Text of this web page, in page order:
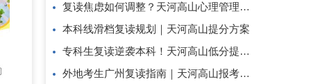
复读焦虑如何调整？天河高山心理管理方案
本科线滑档复读规划｜天河高山提分方案
专科生复读逆袭本科！天河高山低分提分攻略
外地考生广州复读指南｜天河高山报考答疑